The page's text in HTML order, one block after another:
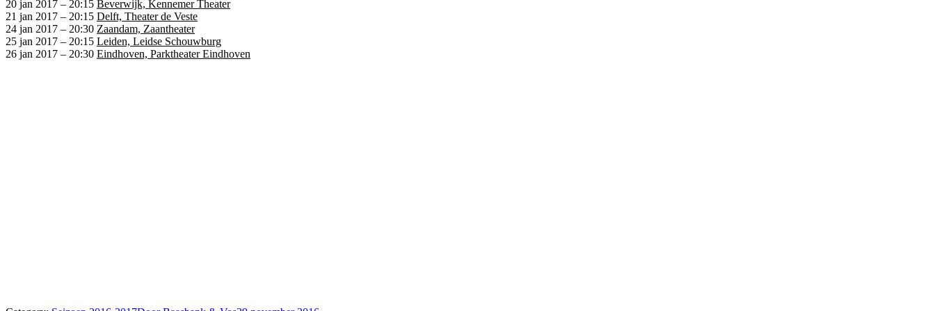
20 jan 2017 – 20:15 Beverwijk, Kennemer Theater
21 jan 2017 – 20:15 Delft, Theater de Veste
24 jan 2017 – 20:30 Zaandam, Zaantheater
25 jan 2017 – 20:15 Leiden, Leidse Schouwburg
26 jan 2017 – 20:30 Eindhoven, Parktheater Eindhoven